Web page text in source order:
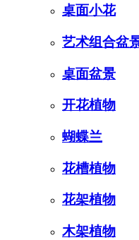
桌面小花
艺术组合盆
桌面盆景
开花植物
蝴蝶兰
花槽植物
花架植物
木架植物